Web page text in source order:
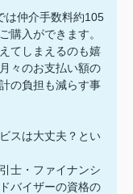
は仲介手数料約105
購入ができます。
てしまえるのも嬉
々のお支払い額の
の負担も減らす事
スは大丈夫？とい
士・ファイナンシ
バイザーの資格の